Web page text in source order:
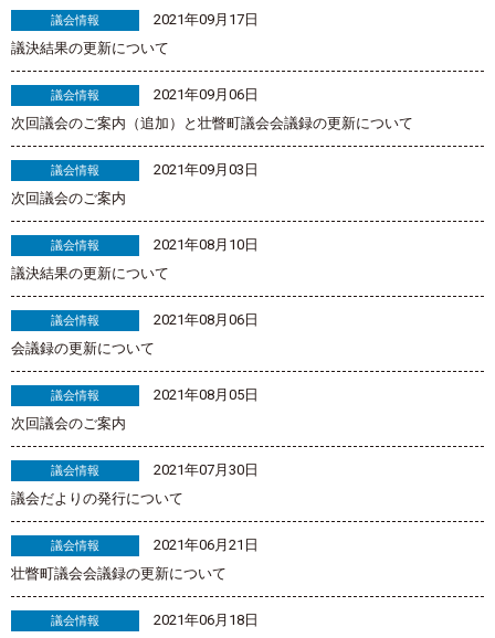
議会情報
2021年09月17日
議決結果の更新について
議会情報
2021年09月06日
次回議会のご案内（追加）と壮瞥町議会会議録の更新について
議会情報
2021年09月03日
次回議会のご案内
議会情報
2021年08月10日
議決結果の更新について
議会情報
2021年08月06日
会議録の更新について
議会情報
2021年08月05日
次回議会のご案内
議会情報
2021年07月30日
議会だよりの発行について
議会情報
2021年06月21日
壮瞥町議会会議録の更新について
議会情報
2021年06月18日